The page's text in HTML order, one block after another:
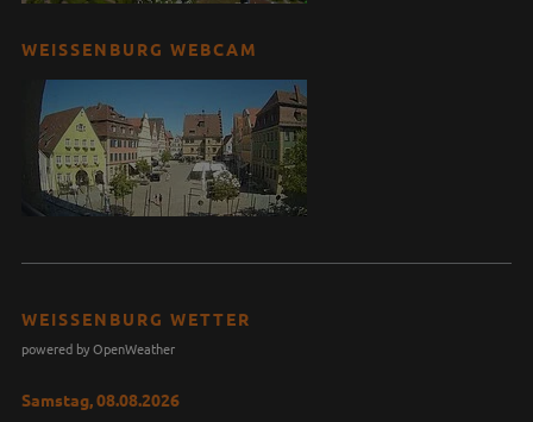
WEISSENBURG WEBCAM
WEISSENBURG WETTER
powered by OpenWeather
Samstag, 08.08.2026